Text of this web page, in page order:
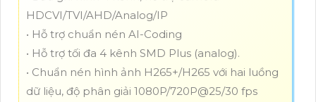
HDCVI/TVI/AHD/Analog/IP
• Hỗ trợ chuẩn nén AI-Coding
• Hỗ trợ tối đa 4 kênh SMD Plus (analog).
• Chuẩn nén hình ảnh H265+/H265 với hai luồng
dữ liệu, độ phân giải 1080P/720P@25/30 fps